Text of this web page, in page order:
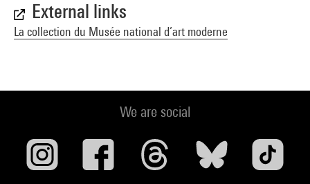
External links
La collection du Musée national d’art moderne
We are social